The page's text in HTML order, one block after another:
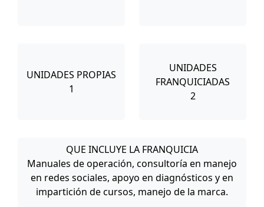
UNIDADES PROPIAS
1
UNIDADES
FRANQUICIADAS
2
QUE INCLUYE LA FRANQUICIA
Manuales de operación, consultoría en manejo
en redes sociales, apoyo en diagnósticos y en
impartición de cursos, manejo de la marca.